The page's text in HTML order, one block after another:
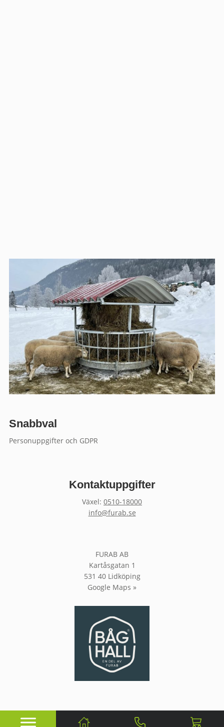
Snabbval
Personuppgifter och GDPR
Kontaktuppgifter
Växel: 0510-18000
info@furab.se
FURAB AB
Kartåsgatan 1
531 40 Lidköping
Google Maps »